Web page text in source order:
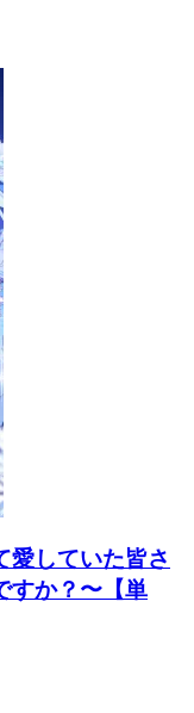
愛していた皆さ
すか？〜【単